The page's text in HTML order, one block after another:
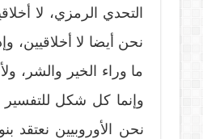
التحدي الرمزي، لا
نحن أيضا لا أخلاقيين،
ما وراء الخير والشر،
وإنما كل شكل للتفسير
نحن الأوروبيين نعتقد